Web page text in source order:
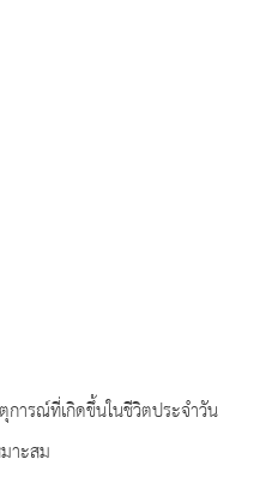
การณ์ที่เกิดขึ้นในชีวิตประจำวัน
าะสม